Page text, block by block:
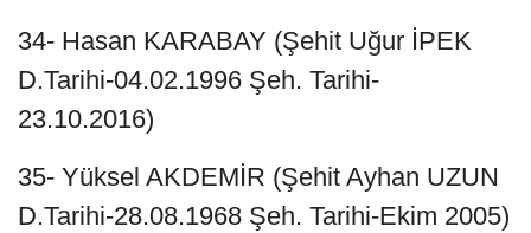
34- Hasan KARABAY (Şehit Uğur İPEK
D.Tarihi-04.02.1996 Şeh. Tarihi-
23.10.2016)
35- Yüksel AKDEMİR (Şehit Ayhan UZUN
D.Tarihi-28.08.1968 Şeh. Tarihi-Ekim 2005)